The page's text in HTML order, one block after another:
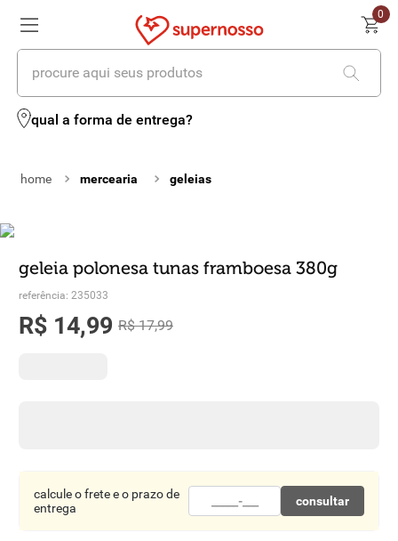
0
procure aqui seus produtos
qual a forma de entrega?
mercearia geleias
geleia polonesa tunas framboesa 380g
referência: 235033
R$ 14,99 R$ 17,99
calcule o frete e o prazo de
entrega
consultar
termos mais buscados
2º leite
4 iogurte
5º queijo
6º biscoito
10º chocolate